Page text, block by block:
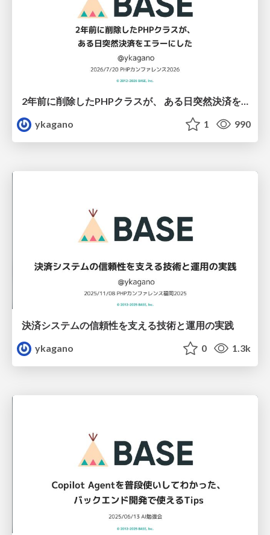
ykagano
1 990
決済システムの信頼性を支える技術と運用の実践
ykagano
0 1.3k